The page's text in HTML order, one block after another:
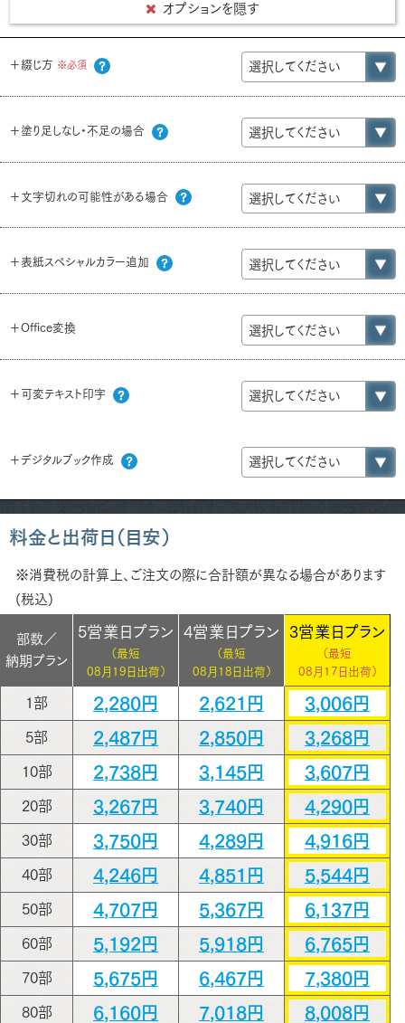
オプションを隠す
＋綴じ方 ※必須
＋塗り足しなし・不足の場合
＋文字切れの可能性がある場合
＋表紙スペシャルカラー追加
＋Office変換
＋可変テキスト印字
＋デジタルブック作成
料金と出荷日（目安）
※消費税の計算上、ご注文の際に合計額が異なる場合があります
(税込)
部数／
納期プラン
5営業日プラン
（最短
08月19日出荷）
4営業日プラン
（最短
08月18日出荷）
3営業日プラン
（最短
08月17日出荷）
1部 2,280円 2,621円 3,006円
5部 2,487円 2,850円 3,268円
10部 2,738円 3,145円 3,607円
20部 3,267円 3,740円 4,290円
30部 3,750円 4,289円 4,916円
40部 4,246円 4,851円 5,544円
50部 4,707円 5,367円 6,137円
60部 5,192円 5,918円 6,765円
70部 5,675円 6,467円 7,380円
80部 6,160円 7,018円 8,008円